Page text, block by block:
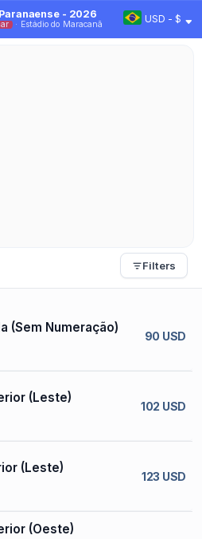
- 2026
· Estádio do Maracanã USD - $
Filters
(Sem Numeração)
90 USD
(Leste)
102 USD
(Leste)
123 USD
(Oeste)